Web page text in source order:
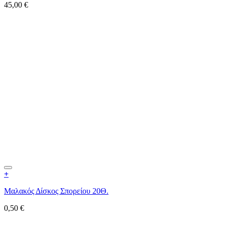
45,00 €
+
Μαλακός Δίσκος Σπορείου 20Θ.
0,50 €